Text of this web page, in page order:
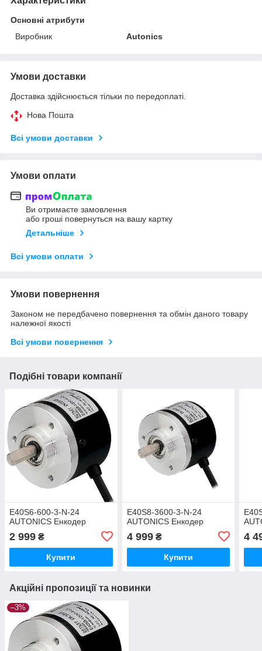
Основні атрибути
Виробник
Autonics
Умови доставки
Доставка здійснюється тільки по передоплаті.
Нова Пошта
Всі умови доставки
Умови оплати
Ви отримаєте замовлення
або гроші повернуться на вашу картку
Детальніше
Всі умови оплати
Умови повернення
Законом не передбачено повернення та обмін даного товару
належної якості
Всі умови повернення
Подібні товари компанії
E40S6-600-3-N-24
AUTONICS Енкодер
2 999 ₴
Купити
E40S8-3600-3-N-24
AUTONICS Енкодер
4 999₴
Купити
4
Акційні пропозиції та новинки
–3%